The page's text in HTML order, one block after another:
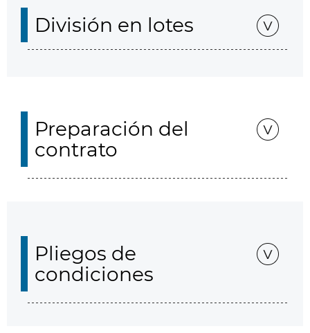
División en lotes
Preparación del
contrato
Pliegos de
condiciones